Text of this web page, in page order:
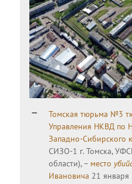
Томская тюрьма №3
Управления НКВД по
Западно-Сибирского
СИЗО-1 г. Томска,
области), – место
Ивановича 21 января